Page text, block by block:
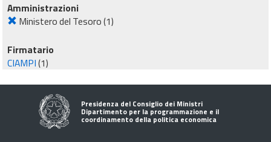
Amministrazioni
Ministero del Tesoro(1)
Firmatario
CIAMPI(1)
Presidenza del Consiglio dei Ministri
Dipartimento per la programmazione e il
coordinamento della politica economica